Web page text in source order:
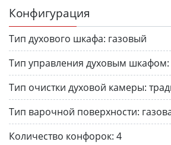
Конфигурация
Тип духового шкафа: газовый
Тип управления духовым шкафом:
Тип очистки духовой камеры:
Тип варочной поверхности:
Количество конфорок: 4